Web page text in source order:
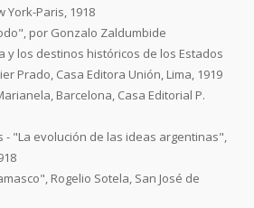
York-Paris, 1918
por Gonzalo Zaldumbide
y los destinos históricos de los Estados
Prado, Casa Editora Unión, Lima, 1919
Barcelona, Casa Editorial P.
- "La evolución de las ideas argentinas",
Rogelio Sotela, San José de